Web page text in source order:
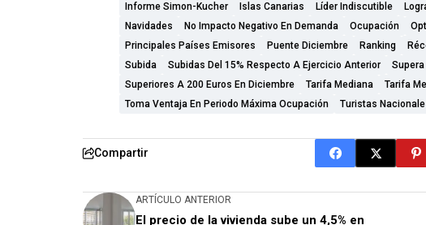
Informe Simon-Kucher
Islas Canarias Líder Indiscutible
Navidades
No Impacto Negativo En Demanda Ocupación
Principales Países Emisores
Puente Diciembre Ranking
Subida
Subidas Del 15% Respecto A Ejercicio Anterior
Superiores A 200 Euros En Diciembre
Tarifa Mediana Tarifa
Toma Ventaja En Periodo Máxima Ocupación
Turistas
Compartir
ARTÍCULO ANTERIOR
El precio de la vivienda sube un 4,5% en